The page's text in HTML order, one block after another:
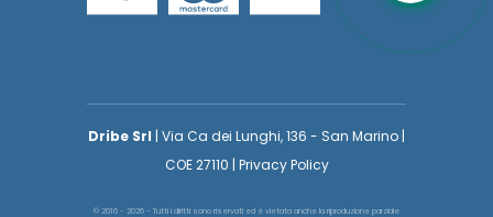
Dribe Srl | Via Ca dei Lunghi, 136 - San Marino |
COE 27110 | Privacy Policy
© 2016 - 2026 - Tutti i diritti sono riservati ed è vietata anche la riproduzione parziale.